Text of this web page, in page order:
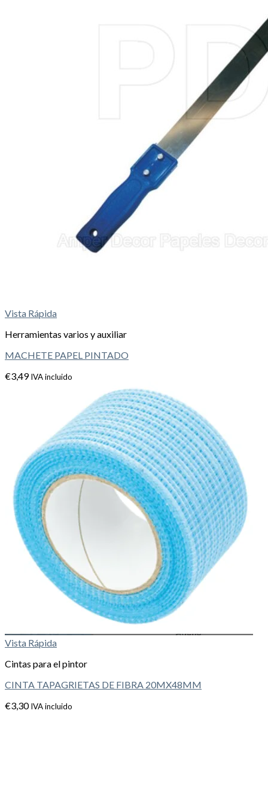
Vista Rápida
Herramientas varios y auxiliar
MACHETE PAPEL PINTADO
€3,49 IVA incluido
Vista Rápida
Cintas para el pintor
CINTA TAPAGRIETAS DE FIBRA 20MX48MM
€3,30 IVA incluido